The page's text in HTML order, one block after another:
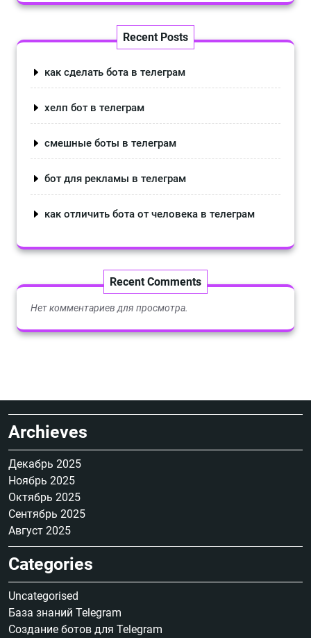
Recent Posts
как сделать бота в телеграм
хелп бот в телеграм
смешные боты в телеграм
бот для рекламы в телеграм
как отличить бота от человека в телеграм
Recent Comments
Нет комментариев для просмотра.
Archieves
Декабрь 2025
Ноябрь 2025
Октябрь 2025
Сентябрь 2025
Август 2025
Categories
Uncategorised
База знаний Telegram
Создание ботов для Telegram